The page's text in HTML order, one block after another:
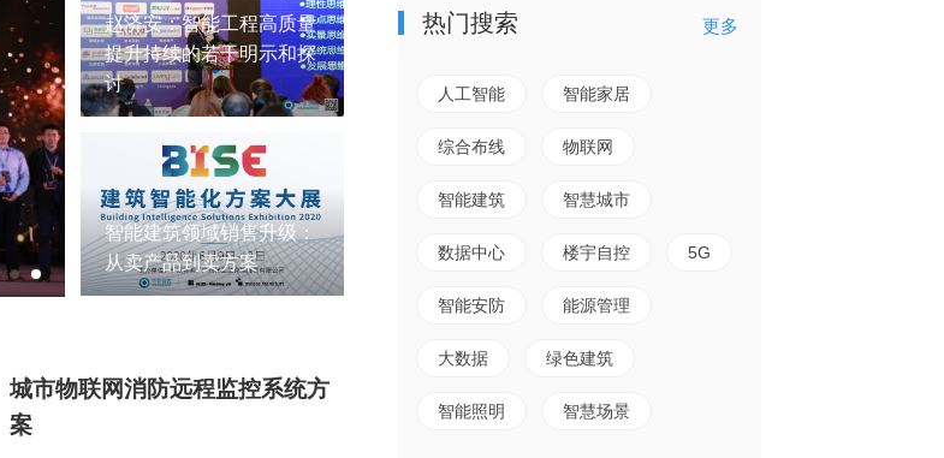
AIoT赋能建筑、人与空间——2019年第二十届
中国国际建筑智能化峰会圆满收官！
赵济安：智能工程高质量
提升持续的若干明示和探
讨
智能建筑领域销售升级：
从卖产品到卖方案
城市物联网消防远程监控系统方
案
热门搜索 更多
人工智能 智能家居
综合布线 物联网
智能建筑 智慧城市
数据中心 楼宇自控 5G
智能安防 能源管理
大数据 绿色建筑
智能照明 智慧场景